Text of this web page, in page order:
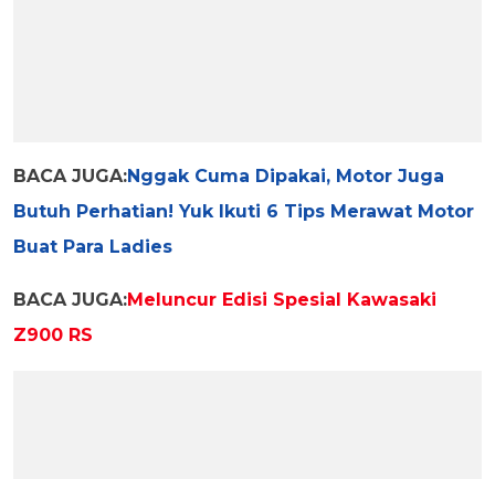
BACA JUGA:Nggak Cuma Dipakai, Motor Juga
Butuh Perhatian! Yuk Ikuti 6 Tips Merawat Motor
Buat Para Ladies
BACA JUGA:Meluncur Edisi Spesial Kawasaki
Z900 RS